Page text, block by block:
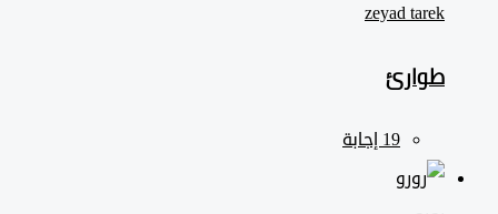
zeyad ‎tarek
طوارئ